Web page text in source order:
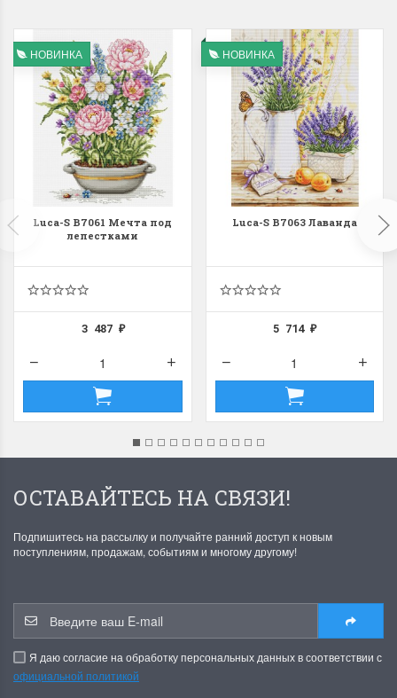
НОВИНКА
Luca-S B7061 Мечта под
лепестками
3 487 ₽
НОВИНКА
Luca-S B7063 Лаванда
5 714₽
ОСТАВАЙТЕСЬ НА СВЯЗИ!
Подпишитесь на рассылку и получайте ранний доступ к новым
поступлениям, продажам, событиям и многому другому!
Я даю согласие на обработку персональных данных в соответствии с
официальной политикой